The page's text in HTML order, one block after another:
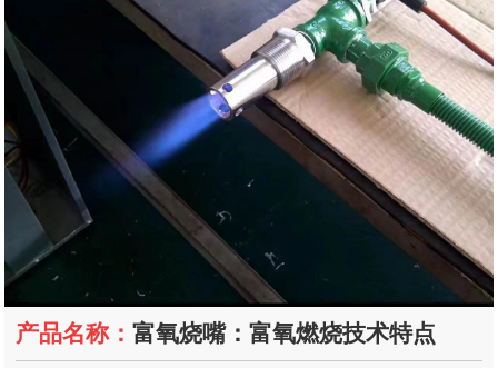
产品名称：富氧烧嘴：富氧燃烧技术特点